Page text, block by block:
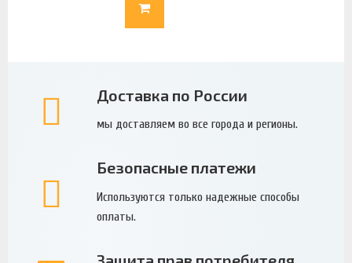
Доставка по России
мы доставляем во все города и регионы.
Безопасные платежи
Используются только надежные способы
оплаты.